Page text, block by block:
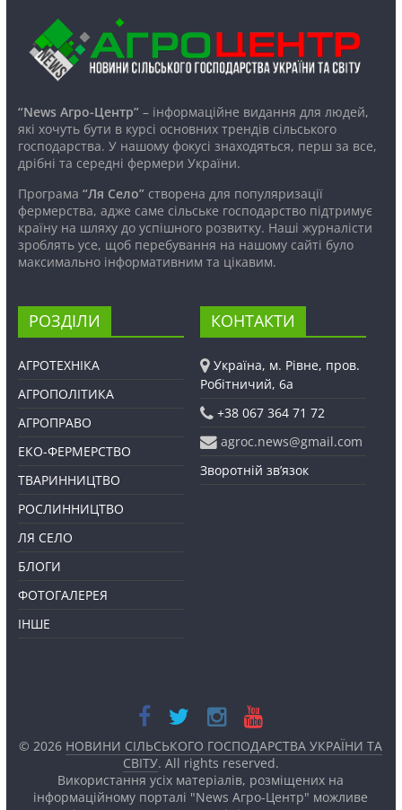
“News Агро-Центр”– інформаційне видання для людей,
які хочуть бути в курсі основних трендів сільського
господарства. У нашому фокусі знаходяться, перш за все,
дрібні та середні фермери України.
Програма “Ля Село”створена для популяризації
фермерства, адже саме сільське господарство підтримує
країну на шляху до успішного розвитку. Наші журналісти
зроблять усе, щоб перебування на нашому сайті було
максимально інформативним та цікавим.
РОЗДІЛИ
АГРОТЕХНІКА
АГРОПОЛІТИКА
АГРОПРАВО
ЕКО-ФЕРМЕРСТВО
ТВАРИННИЦТВО
РОСЛИННИЦТВО
ЛЯ СЕЛО
БЛОГИ
ФОТОГАЛЕРЕЯ
ІНШЕ
КОНТАКТИ
Україна, м. Рівне, пров.
Робітничий, 6а
+38 067 364 71 72
agroc.news@gmail.com
Зворотній зв’язок
© 2026 НОВИНИ СІЛЬСЬКОГО ГОСПОДАРСТВА УКРАЇНИ ТА
СВІТУ. All rights reserved.
Використання усіх матеріалів, розміщених на
інформаційному порталі "News Агро-Центр" можливе